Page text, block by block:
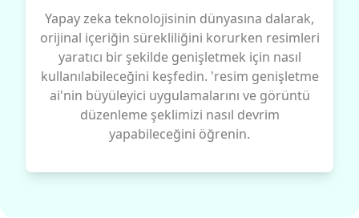
Yapay zeka teknolojisinin dünyasına dalarak,
orijinal içeriğin sürekliliğini korurken resimleri
yaratıcı bir şekilde genişletmek için nasıl
kullanılabileceğini keşfedin. 'resim genişletme
ai'nin büyüleyici uygulamalarını ve görüntü
düzenleme şeklimizi nasıl devrim
yapabileceğini öğrenin.